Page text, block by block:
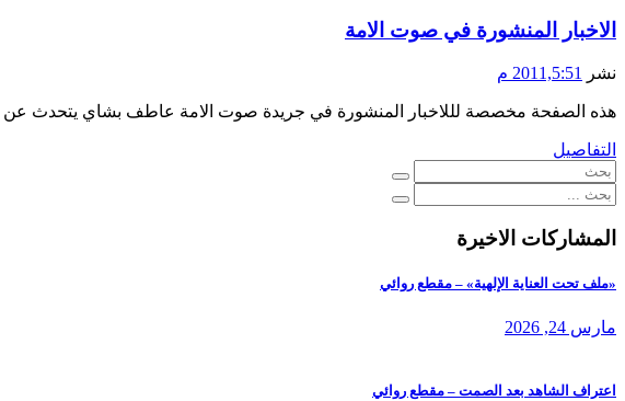
الاخبار المنشورة في صوت الامة
نشر 2011,5:51 م
هذه الصفحة مخصصة لللاخبار المنشورة في جريدة صوت الامة عاطف بشاي يتحدث
التفاصيل
المشاركات الاخيرة
«ملف تحت العناية الإلهية» – مقطع روائي
مارس 24, 2026
اعتراف الشاهد بعد الصمت – مقطع روائي